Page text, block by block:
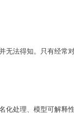
无法得知。只有经常
处理、模型可解释